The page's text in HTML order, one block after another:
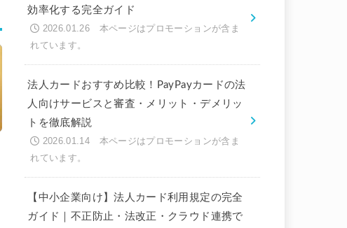
効率化する完全ガイド
2026.01.26
法人カードおすすめ比較！PayPayカードの法
人向けサービスと審査・メリット・デメリッ
トを徹底解説
2026.01.14
【中小企業向け】法人カード利用規定の完全
ガイド｜不正防止・法改正・クラウド連携で